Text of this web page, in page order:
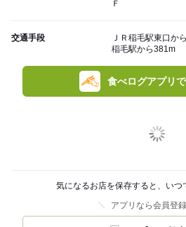
Ｆ
交通手段
ＪＲ稲毛駅東口か
稲毛駅から381m
食べログアプリ
気になるお店を保存すると、いつ
アプリなら会員登